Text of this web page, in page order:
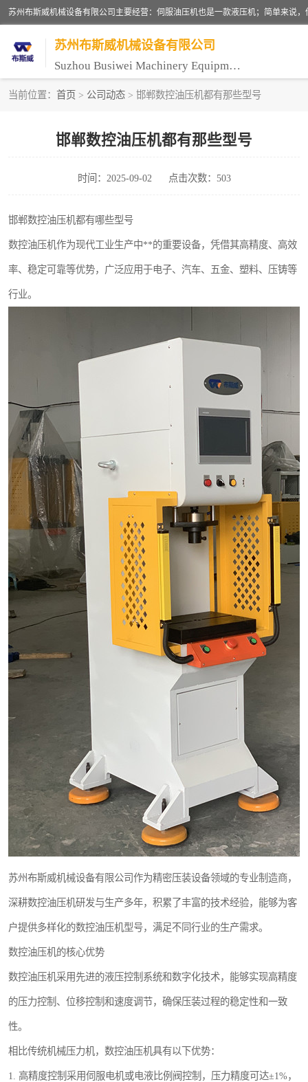
苏州布斯威机械设备有限公司
Suzhou Busiwei Machinery Equipment Co., Ltd.
当前位置： 首页 > 公司动态 > 邯郸数控油压机都有那些型号
邯郸数控油压机都有那些型号
时间：2025-09-02 点击次数：503
邯郸数控油压机都有哪些型号
数控油压机作为现代工业生产中**的重要设备，凭借其高精度、高效
率、稳定可靠等优势，广泛应用于电子、汽车、五金、塑料、压铸等
行业。
苏州布斯威机械设备有限公司作为精密压装设备领域的专业制造商，
深耕数控油压机研发与生产多年，积累了丰富的技术经验，能够为客
户提供多样化的数控油压机型号，满足不同行业的生产需求。
数控油压机的核心优势
数控油压机采用先进的液压控制系统和数字化技术，能够实现高精度
的压力控制、位移控制和速度调节，确保压装过程的稳定性和一致
性。
相比传统机械压力机，数控油压机具有以下优势：
1. 高精度控制采用伺服电机或电液比例阀控制，压力精度可达±1%，
气压机-气动压床
伺服压力机